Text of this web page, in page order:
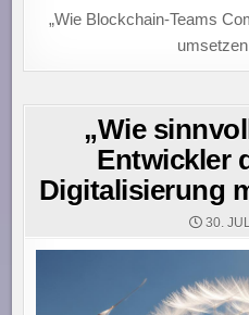
„Wie Blockchain-Teams
„Wie
Entwickler
Digitalisierung
30.